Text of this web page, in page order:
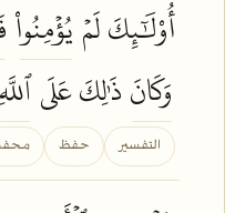
أُوْلَٰٓئِكَ لَمۡ يُؤۡمِنُواْ
وَكَانَذَٰلِكَ عَلَىٱللَّهِ
التفسير حفظ